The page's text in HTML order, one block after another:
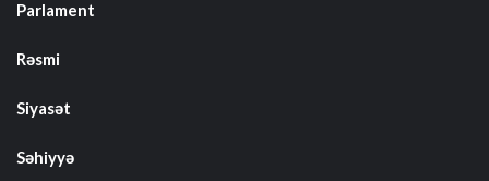
Parlament
Rəsmi
Siyasət
Səhiyyə